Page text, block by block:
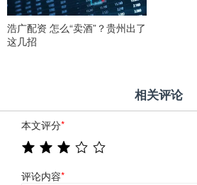
浩广配资 怎么“卖酒”？贵州出了
这几招
相关评论
本文评分*
评论内容*